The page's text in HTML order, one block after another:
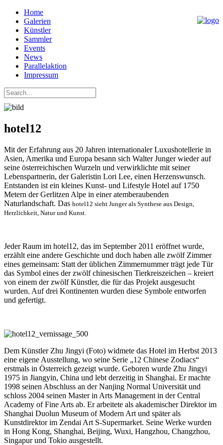
Home
Galerien
Künstler
Sammler
Events
News
Parallelaktion
Impressum
hotel12
Mit der Erfahrung aus 20 Jahren internationaler Luxushotellerie in
Asien, Amerika und Europa besann sich Walter Junger wieder auf
seine österreichischen Wurzeln und verwirklichte mit seiner
Lebenspartnerin, der Galeristin Lori Lee, einen Herzenswunsch.
Entstanden ist ein kleines Kunst- und Lifestyle Hotel auf 1750
Metern der Gerlitzen Alpe in einer atemberaubenden
Naturlandschaft. Das hotel12 sieht Junger als Synthese aus Design,
Herzlichkeit, Natur und Kunst.
Jeder Raum im hotel12, das im September 2011 eröffnet wurde,
erzählt eine andere Geschichte und doch haben alle zwölf Zimmer
eines gemeinsam: Statt der üblichen Zimmernummer trägt jede Tür
das Symbol eines der zwölf chinesischen Tierkreiszeichen – kreiert
von einem der zwölf Künstler, die für das Projekt ausgesucht
wurden. Auf drei Kontinenten wurden diese Symbole entworfen
und gefertigt.
Dem Künstler Zhu Jingyi (Foto) widmete das Hotel im Herbst 2013
eine eigene Ausstellung, wo seine Serie „12 Chinese Zodiacs“
erstmals in Österreich gezeigt wurde. Geboren wurde Zhu Jingyi
1975 in Jiangyin, China und lebt derzeitig in Shanghai. Er machte
1998 seinen Abschluss an der Nanjing Normal Universität und
schloss 2004 seinen Master in Arts Management in der Central
Academy of Fine Arts ab. Er arbeitete als akademischer Direktor im
Shanghai Duolun Museum of Modern Art und später als
Kunstdirektor im Zendai Art S-Supermarket. Seine Werke wurden
in Hong Kong, Shanghai, Beijing, Wuxi, Hangzhou, Changzhou,
Singapur und Tokio ausgestellt.